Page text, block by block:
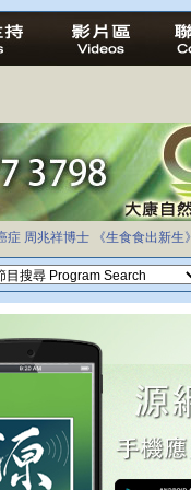
症 周兆祥博士 《生食食出新生》